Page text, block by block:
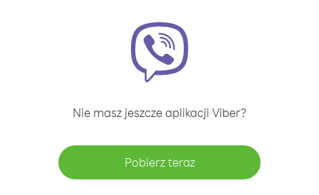
Nie masz jeszcze aplikacji Viber?
Pobierz teraz